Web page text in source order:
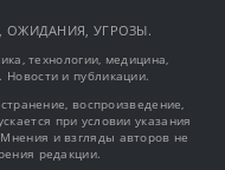
ОЖИДАНИЯ, УГРОЗЫ.
технологии, медицина,
Новости и публикации.
воспроизведение,
при условии указания
и взгляды авторов не
редакции.